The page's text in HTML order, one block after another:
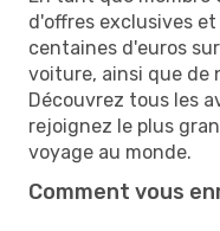
d'offres exclusives
centaines d'euros
voiture, ainsi que de
Découvrez tous les
rejoignez le plus
voyage au monde.
Comment vous